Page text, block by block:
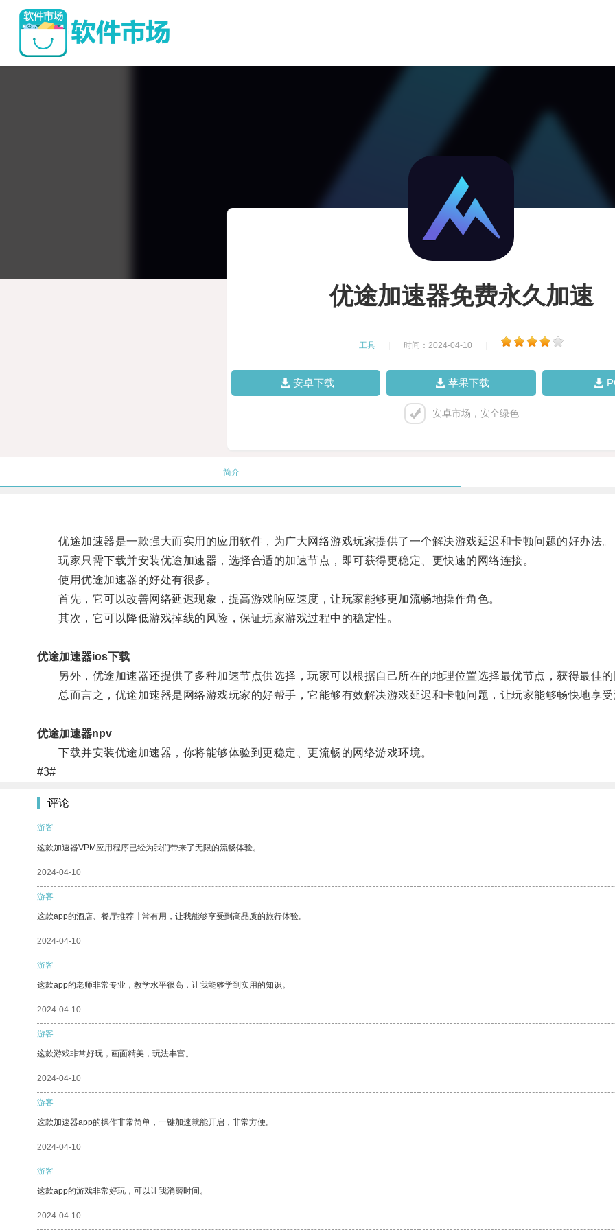
优途加速器免费永久加速
工具 时间：2024-04-10
安卓下载 苹果下载
安卓市场，安全绿色
简介
优途加速器是一款强大而实用的应用软件，为广大网络游戏玩家提供了一个解决游戏延迟和卡顿问题的好办法。
玩家只需下载并安装优途加速器，选择合适的加速节点，即可获得更稳定、更快速的网络连接。
使用优途加速器的好处有很多。
首先，它可以改善网络延迟现象，提高游戏响应速度，让玩家能够更加流畅地操作角色。
其次，它可以降低游戏掉线的风险，保证玩家游戏过程中的稳定性。
优途加速器ios下载
另外，优途加速器还提供了多种加速节点供选择，玩家可以根据自己所在的地理位置选择最优节点，获得最佳的
总而言之，优途加速器是网络游戏玩家的好帮手，它能够有效解决游戏延迟和卡顿问题，让玩家能够畅快地享受
优途加速器npv
下载并安装优途加速器，你将能够体验到更稳定、更流畅的网络游戏环境。
#3#
评论
游客
这款加速器VPM应用程序已经为我们带来了无限的流畅体验。
2024-04-10
游客
这款app的酒店、餐厅推荐非常有用，让我能够享受到高品质的旅行体验。
2024-04-10
游客
这款app的老师非常专业，教学水平很高，让我能够学到实用的知识。
2024-04-10
游客
这款游戏非常好玩，画面精美，玩法丰富。
2024-04-10
游客
这款加速器app的操作非常简单，一键加速就能开启，非常方便。
2024-04-10
游客
这款app的游戏非常好玩，可以让我消磨时间。
2024-04-10